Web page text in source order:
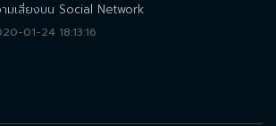
มเสี่ยงบน Social Network
01-24 18:13:16